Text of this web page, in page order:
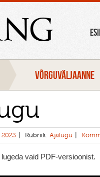
VÕRGUVÄLJAANNE
2023 Rubriik: Ajalugu
vaid PDF-versioonist.